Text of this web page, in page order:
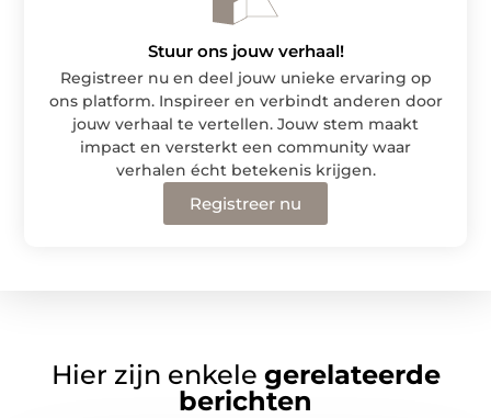
Stuur ons jouw verhaal!
Registreer nu en deel jouw unieke ervaring op
ons platform. Inspireer en verbindt anderen door
jouw verhaal te vertellen. Jouw stem maakt
impact en versterkt een community waar
verhalen écht betekenis krijgen.
Registreer nu
Hier zijn enkele gerelateerde
berichten